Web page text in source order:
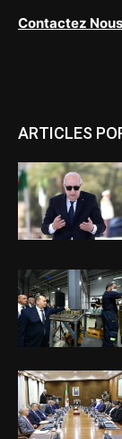
Contactez Nous
ARTICLES